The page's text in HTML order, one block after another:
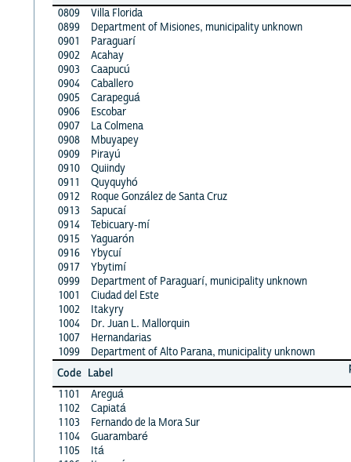
0809
Villa Florida
0899
Department of Misiones, municipality unknown
0901
Paraguarí
0902
Acahay
0903
Caapucú
0904
Caballero
0905
Carapeguá
0906
Escobar
0907
La Colmena
0908
Mbuyapey
0909
Pirayú
0910
Quiindy
0911
Quyquyhó
0912
Roque González de Santa Cruz
0913
Sapucaí
0914
Tebicuary-mí
0915
Yaguarón
0916
Ybycuí
0917
Ybytimí
0999
Department of Paraguarí, municipality unknown
1001
Ciudad del Este
1002
Itakyry
1004
Dr. Juan L. Mallorquin
1007
Hernandarias
1099
Department of Alto Parana, municipality unknown
Code Label
1101
Areguá
1102
Capiatá
1103
Fernando de la Mora Sur
1104
Guarambaré
1105
Itá